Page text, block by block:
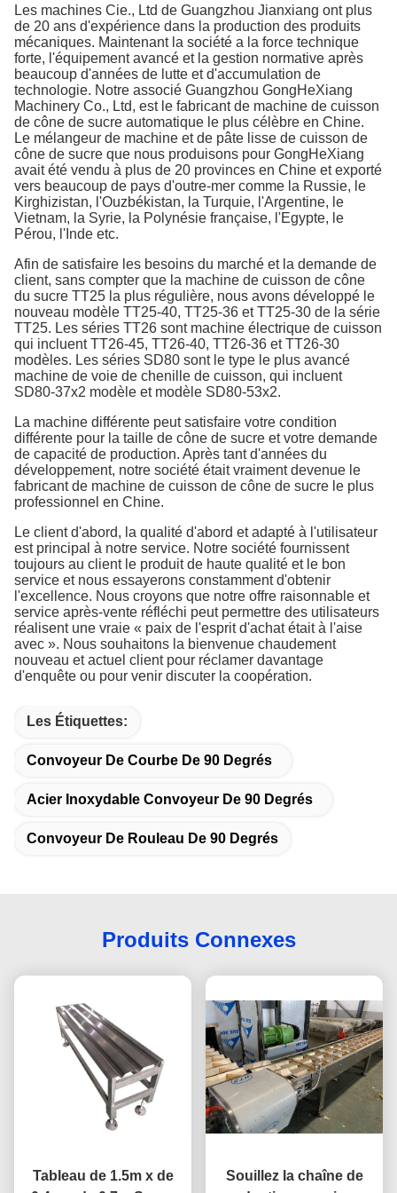
Les machines Cie., Ltd de Guangzhou Jianxiang ont plus
de 20 ans d'expérience dans la production des produits
mécaniques. Maintenant la société a la force technique
forte, l'équipement avancé et la gestion normative après
beaucoup d'années de lutte et d'accumulation de
technologie. Notre associé Guangzhou GongHeXiang
Machinery Co., Ltd, est le fabricant de machine de cuisson
de cône de sucre automatique le plus célèbre en Chine.
Le mélangeur de machine et de pâte lisse de cuisson de
cône de sucre que nous produisons pour GongHeXiang
avait été vendu à plus de 20 provinces en Chine et exporté
vers beaucoup de pays d'outre-mer comme la Russie, le
Kirghizistan, l'Ouzbékistan, la Turquie, l'Argentine, le
Vietnam, la Syrie, la Polynésie française, l'Egypte, le
Pérou, l'Inde etc.
Afin de satisfaire les besoins du marché et la demande de
client, sans compter que la machine de cuisson de cône
du sucre TT25 la plus régulière, nous avons développé le
nouveau modèle TT25-40, TT25-36 et TT25-30 de la série
TT25. Les séries TT26 sont machine électrique de cuisson
qui incluent TT26-45, TT26-40, TT26-36 et TT26-30
modèles. Les séries SD80 sont le type le plus avancé
machine de voie de chenille de cuisson, qui incluent
SD80-37x2 modèle et modèle SD80-53x2.
La machine différente peut satisfaire votre condition
différente pour la taille de cône de sucre et votre demande
de capacité de production. Après tant d'années du
développement, notre société était vraiment devenue le
fabricant de machine de cuisson de cône de sucre le plus
professionnel en Chine.
Le client d'abord, la qualité d'abord et adapté à l'utilisateur
est principal à notre service. Notre société fournissent
toujours au client le produit de haute qualité et le bon
service et nous essayerons constamment d'obtenir
l'excellence. Nous croyons que notre offre raisonnable et
service après-vente réfléchi peut permettre des utilisateurs
réalisent une vraie « paix de l'esprit d'achat était à l'aise
avec ». Nous souhaitons la bienvenue chaudement
nouveau et actuel client pour réclamer davantage
d'enquête ou pour venir discuter la coopération.
Les Étiquettes:
Convoyeur De Courbe De 90 Degrés
Acier Inoxydable Convoyeur De 90 Degrés
Convoyeur De Rouleau De 90 Degrés
Produits Connexes
Tableau de 1.5m x de
Souillez la chaîne de